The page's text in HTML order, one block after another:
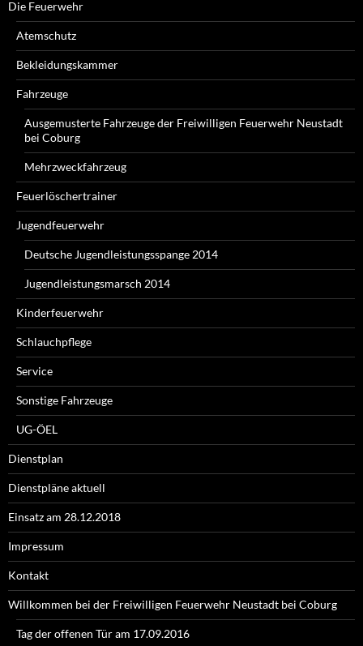
Die Feuerwehr
Atemschutz
Bekleidungskammer
Fahrzeuge
Ausgemusterte Fahrzeuge der Freiwilligen Feuerwehr Neustadt
bei Coburg
Mehrzweckfahrzeug
Feuerlöschertrainer
Jugendfeuerwehr
Deutsche Jugendleistungsspange 2014
Jugendleistungsmarsch 2014
Kinderfeuerwehr
Schlauchpflege
Service
Sonstige Fahrzeuge
UG-ÖEL
Dienstplan
Dienstpläne aktuell
Einsatz am 28.12.2018
Impressum
Kontakt
Willkommen bei der Freiwilligen Feuerwehr Neustadt bei Coburg
Tag der offenen Tür am 17.09.2016